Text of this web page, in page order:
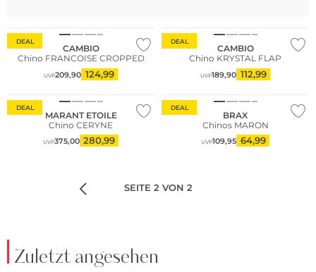
DEAL
CAMBIO
Chino FRANCOISE CROPPED
UVP209,90 124,99
DEAL
CAMBIO
Chino KRYSTAL FLAP
UVP189,90 112,99
DEAL
MARANT ETOILE
Chino CERYNE
UVP375,00 280,99
DEAL
BRAX
Chinos MARON
UVP109,95 64,99
SEITE 2 VON 2
Zuletzt angesehen